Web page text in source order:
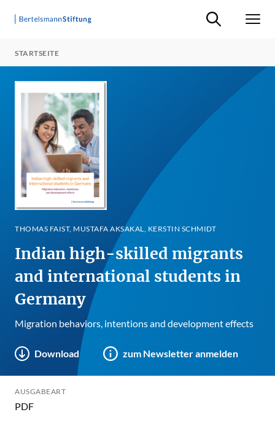
Suche ein-/
STARTSEITE
THOMAS FAIST, MUSTAFA AKSAKAL, KERSTIN SCHMIDT
Indian high-skilled migrants
and international students in
Germany
Migration behaviors, intentions and development effects
Download zum Newsletter anmelden
AUSGABEART
PDF